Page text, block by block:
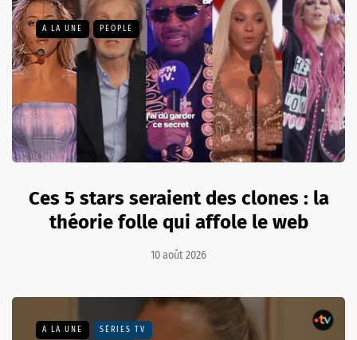
A LA UNE PEOPLE
Ces 5 stars seraient des clones : la
théorie folle qui affole le web
10 août 2026
A LA UNE SÉRIES TV